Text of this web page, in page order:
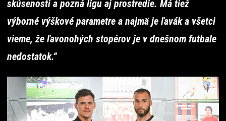
skúsenosti a pozná ligu aj prostredie. Má tiež
výborné výškové parametre a najmä je ľavák a všetci
vieme, že ľavonohých stopérov je v dnešnom futbale
nedostatok.“